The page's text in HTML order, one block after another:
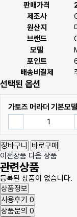
판매가격
제조사
원산지
브랜드
모델
포인트
배송비결제
선택된 옵션
가토즈 머라더 기본모
장바구니
바로구매
이전상품 다음 상품
관련상품
등록된 상품이 없습니다.
상품정보
사용후기 0
상품문의 0